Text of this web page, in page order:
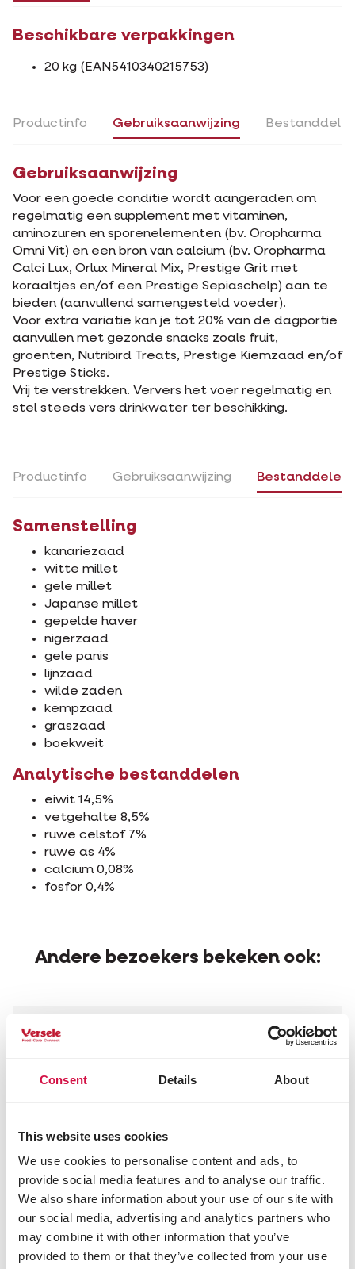
Consent Details About
This website uses cookies
We use cookies to personalise content and ads, to
provide social media features and to analyse our traffic.
We also share information about your use of our site with
our social media, advertising and analytics partners who
may combine it with other information that you’ve
provided to them or that they’ve collected from your use
Beschikbare verpakkingen
20 kg (EAN5410340215753)
Productinfo Gebruiksaanwijzing
Gebruiksaanwijzing
Voor een goede conditie wordt aangeraden om
regelmatig een supplement met vitaminen,
aminozuren en sporenelementen (bv. Oropharma
Omni Vit) en een bron van calcium (bv. Oropharma
Calci Lux, Orlux Mineral Mix, Prestige Grit met
koraaltjes en/of een Prestige Sepiaschelp) aan te
bieden (aanvullend samengesteld voeder).
Voor extra variatie kan je tot 20% van de dagportie
aanvullen met gezonde snacks zoals fruit,
groenten, Nutribird Treats, Prestige Kiemzaad en/of
Prestige Sticks.
Vrij te verstrekken. Ververs het voer regelmatig en
stel steeds vers drinkwater ter beschikking.
Productinfo Gebruiksaanwijzing Bestanddelen
Samenstelling
kanariezaad
witte millet
gele millet
Japanse millet
gepelde haver
nigerzaad
gele panis
lijnzaad
wilde zaden
kempzaad
graszaad
boekweit
Analytische bestanddelen
eiwit 14,5%
vetgehalte 8,5%
ruwe celstof 7%
ruwe as 4%
calcium 0,08%
fosfor 0,4%
Andere bezoekers bekeken ook: